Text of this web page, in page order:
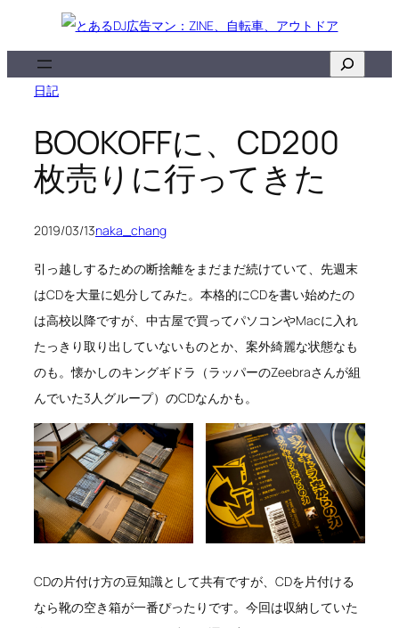
容
を
日記
BOOKOFFに、CD200
枚売りに行ってきた
2019/03/13naka_chang
引っ越しするための断捨離をまだまだ続けていて、先週末
はCDを大量に処分してみた。本格的にCDを書い始めたの
は高校以降ですが、中古屋で買ってパソコンやMacに入れ
たっきり取り出していないものとか、案外綺麗な状態なも
のも。懐かしのキングギドラ（ラッパーのZeebraさんが組
んでいた3人グループ）のCDなんかも。
CDの片付け方の豆知識として共有ですが、CDを片付ける
なら靴の空き箱が一番ぴったりです。今回は収納していた